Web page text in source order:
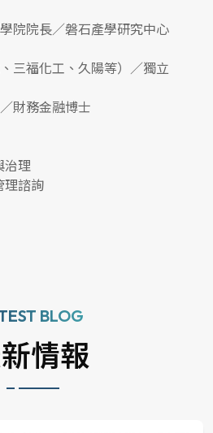
院院長／磐石產學研究中心
三福化工、久陽等）／獨立
財務金融博士
治理
理諮詢
BLOG
情報